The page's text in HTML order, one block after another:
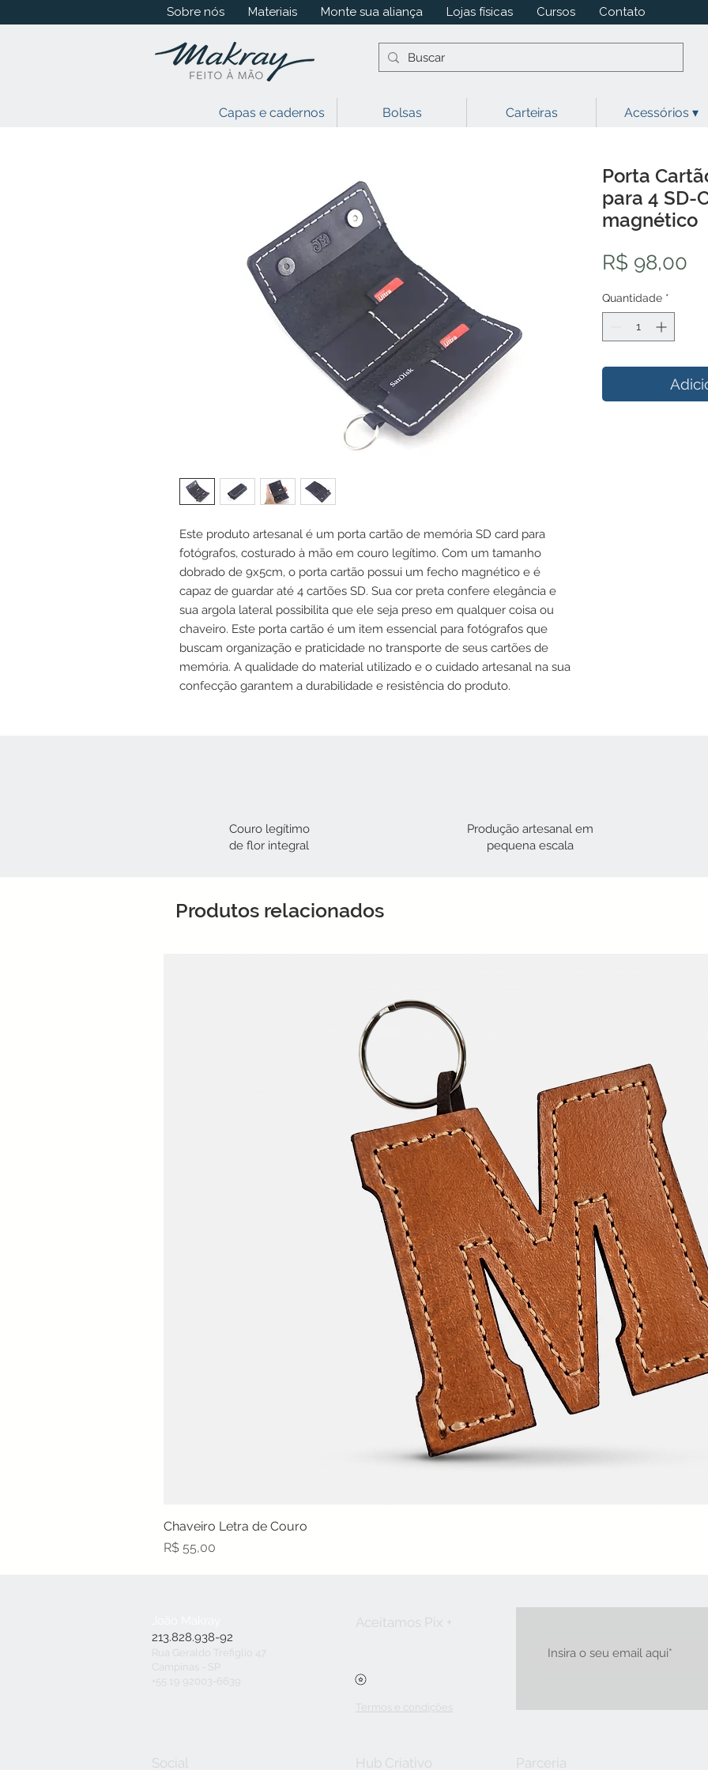
Sobre nós Materiais Monte sua aliança Lojas físicas Cursos Contato
Capas e cadernos Bolsas Carteiras Acessórios ▾
Este produto artesanal é um porta cartão de memória SD card para
fotógrafos, costurado à mão em couro legítimo. Com um tamanho
dobrado de 9x5cm, o porta cartão possui um fecho magnético e é
capaz de guardar até 4 cartões SD. Sua cor preta confere elegância e
sua argola lateral possibilita que ele seja preso em qualquer coisa ou
chaveiro. Este porta cartão é um item essencial para fotógrafos que
buscam organização e praticidade no transporte de seus cartões de
memória. A qualidade do material utilizado e o cuidado artesanal na sua
confecção garantem a durabilidade e resistência do produto.
Porta
para 4 SD-
magnético
R$ 98,00
Quantidade *
Couro legítimo
de flor integral​
Produção artesanal em
pequena escala
Produtos relacionados
Chaveiro Letra de Couro
Preço
R$ 55,00
213.828.938-92
Rua Geraldo Trefiglio 47
Campinas - SP
+55 19 92003-6639
Aceitamos Pix +
Termos e condições
Social Hub Criativo Parceria